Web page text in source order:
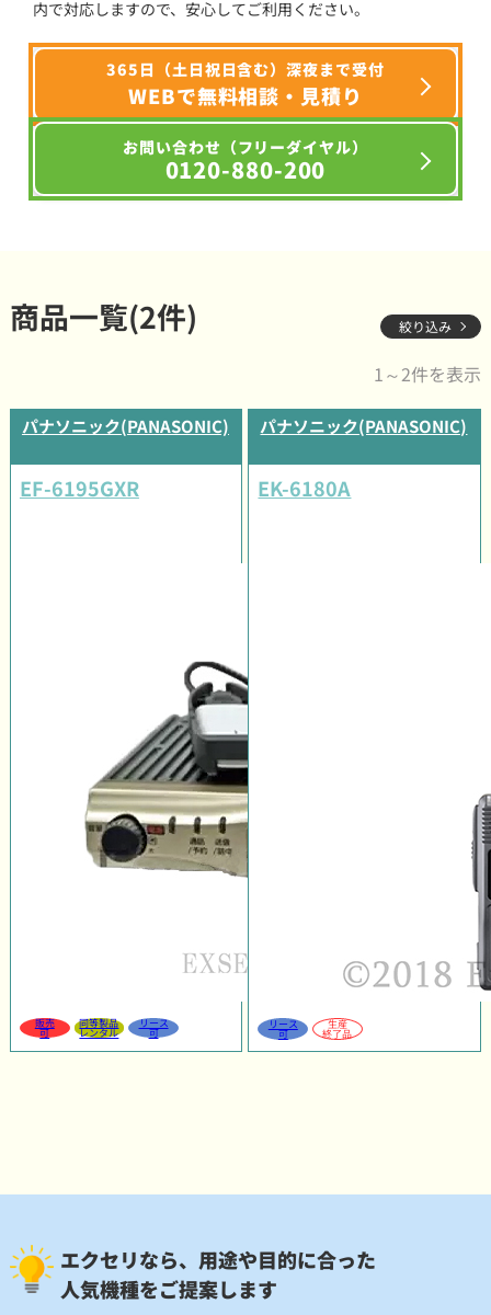
内で対応しますので、安心してご利用ください。
365日（土日祝日含む）深夜まで受付
WEBで無料相談・見積り
お問い合わせ（フリーダイヤル）
0120-880-200
商品一覧(2件) 絞り込み
1～2件を表示
パナソニック(PANASONIC)
EF-6195GXR
販売
可
同等製品
レンタル
リース
可
パナソニック(PANASONIC)
EK-6180A
リース
可
生産
終了品
エクセリなら、用途や目的に合った
人気機種をご提案します